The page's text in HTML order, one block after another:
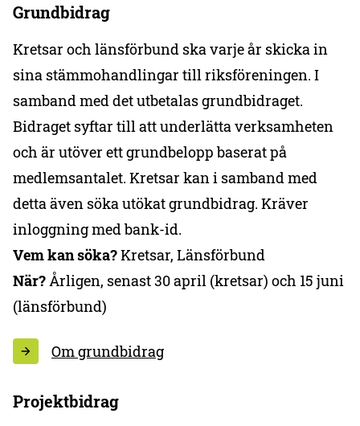
Grundbidrag
Kretsar och länsförbund ska varje år skicka in
sina stämmohandlingar till riksföreningen. I
samband med det utbetalas grundbidraget.
Bidraget syftar till att underlätta verksamheten
och är utöver ett grundbelopp baserat på
medlemsantalet. Kretsar kan i samband med
detta även söka utökat grundbidrag. Kräver
inloggning med bank-id.
Vem kan söka?Kretsar, Länsförbund
När?Årligen, senast 30 april (kretsar) och 15 juni
(länsförbund)
Om grundbidrag
Projektbidrag